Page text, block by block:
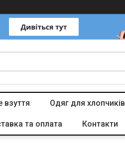
взуття Одяг для хлопчиків
та оплата Контакти